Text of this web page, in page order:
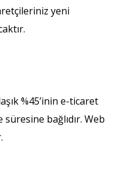
yeni
%45’inin e-ticaret
bağlıdır. Web